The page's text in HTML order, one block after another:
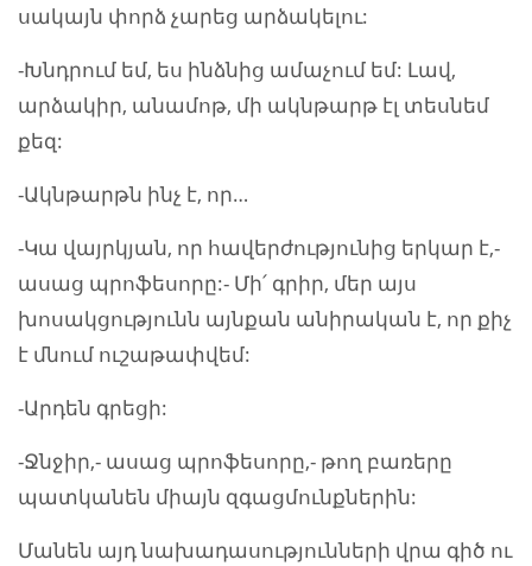
սակայն փորձ չարեց արձակելու:
-Խնդրում եմ, ես ինձնից ամաչում եմ: Լավ,
արձակիր, անամոթ, մի ակնթարթ էլ տեսնեմ
քեզ:
-Ակնթարթն ինչ է, որ…
-Կա վայրկյան, որ հավերժությունից երկար է,-
ասաց պրոֆեսորը:- Մի՛ գրիր, մեր այս
խոսակցությունն այնքան անիրական է, որ քիչ
է մնում ուշաթափվեմ:
-Արդեն գրեցի:
-Ջնջիր,- ասաց պրոֆեսորը,- թող բառերը
պատկանեն միայն զգացմունքներին:
Մանեն այդ նախադասությունների վրա գիծ ու